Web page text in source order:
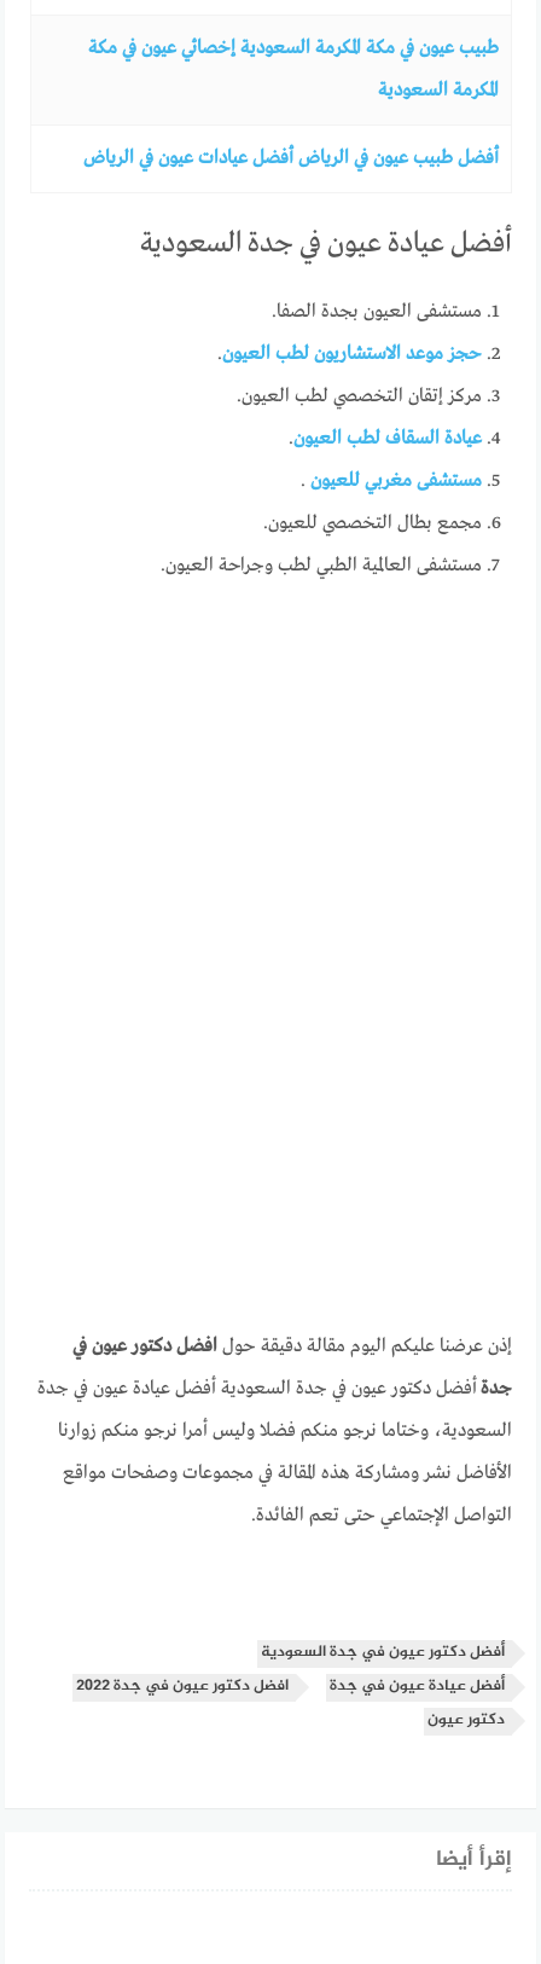
طبيب عيون في مكة المكرمة السعودية إخصائي عيون في مكة
المكرمة السعودية
أفضل طبيب عيون في الرياض أفضل عيادات عيون في الرياض
أفضل عيادة عيون في جدة السعودية
مستشفى العيون بجدة الصفا.
حجز موعد الاستشاريون لطب العيون.
مركز إتقان التخصصي لطب العيون.
عيادة السقاف لطب العيون.
مستشفى مغربي للعيون .
مجمع بطال التخصصي للعيون.
مستشفى العالمية الطبي لطب وجراحة العيون.
إذن عرضنا عليكم اليوم مقالة دقيقة حولافضل دكتور عيون في
جدة أفضل دكتور عيون في جدة السعودية أفضل عيادة عيون في جدة
السعودية، وختاما نرجو منكم فضلا وليس أمرا نرجو منكم زوارنا
الأفاضل نشر ومشاركة هذه المقالة في مجموعات وصفحات مواقع
التواصل الإجتماعي حتى تعم الفائدة.
أفضل دكتور عيون في جدة السعودية
أفضل عيادة عيون في جدة
افضل دكتور عيون في جدة 2022
دكتور عيون
إقرأ أيضا